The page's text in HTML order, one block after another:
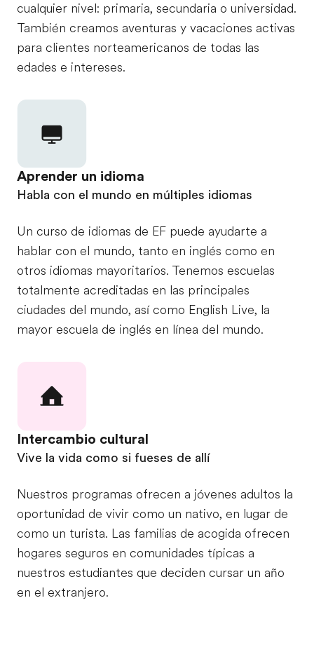
cualquier nivel: primaria, secundaria o universidad.
También creamos aventuras y vacaciones activas
para clientes norteamericanos de todas las
edades e intereses.
Aprender un idioma
Habla con el mundo en múltiples idiomas
Un curso de idiomas de EF puede ayudarte a
hablar con el mundo, tanto en inglés como en
otros idiomas mayoritarios. Tenemos escuelas
totalmente acreditadas en las principales
ciudades del mundo, así como English Live, la
mayor escuela de inglés en línea del mundo.
Intercambio cultural
Vive la vida como si fueses de allí
Nuestros programas ofrecen a jóvenes adultos la
oportunidad de vivir como un nativo, en lugar de
como un turista. Las familias de acogida ofrecen
hogares seguros en comunidades típicas a
nuestros estudiantes que deciden cursar un año
en el extranjero.